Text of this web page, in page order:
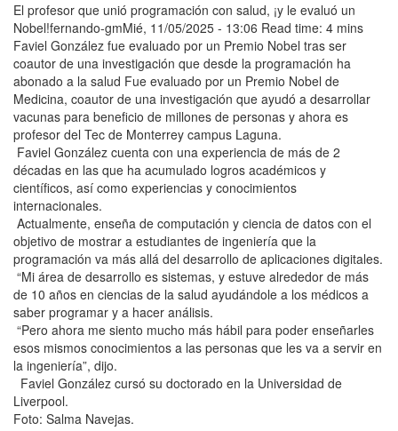
El profesor que unió programación con salud, ¡y le evaluó un
Nobel!fernando-gmMié, 11/05/2025 - 13:06 Read time: 4 mins
Faviel González fue evaluado por un Premio Nobel tras ser
coautor de una investigación que desde la programación ha
abonado a la salud Fue evaluado por un Premio Nobel de
Medicina, coautor de una investigación que ayudó a desarrollar
vacunas para beneficio de millones de personas y ahora es
profesor del Tec de Monterrey campus Laguna.
Faviel González cuenta con una experiencia de más de 2
décadas en las que ha acumulado logros académicos y
científicos, así como experiencias y conocimientos
internacionales.
Actualmente, enseña de computación y ciencia de datos con el
objetivo de mostrar a estudiantes de ingeniería que la
programación va más allá del desarrollo de aplicaciones digitales.
“Mi área de desarrollo es sistemas, y estuve alrededor de más
de 10 años en ciencias de la salud ayudándole a los médicos a
saber programar y a hacer análisis.
“Pero ahora me siento mucho más hábil para poder enseñarles
esos mismos conocimientos a las personas que les va a servir en
la ingeniería”, dijo.
Faviel González cursó su doctorado en la Universidad de
Liverpool.
Foto: Salma Navejas.